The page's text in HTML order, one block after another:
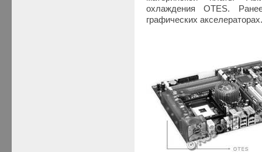
охлаждения OTES.
графических акселераторах.